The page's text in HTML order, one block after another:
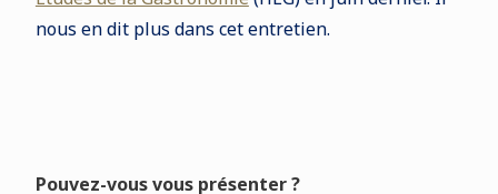
nous en dit plus dans cet entretien.
Pouvez-vous vous présenter ?